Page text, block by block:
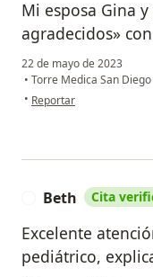
Mi esposa Gina
agradecidos»
22 de mayo de 2023
• Torre Medica San
• en opinión del usuario
Reportar
Beth Cita
Excelente
pediátrico,